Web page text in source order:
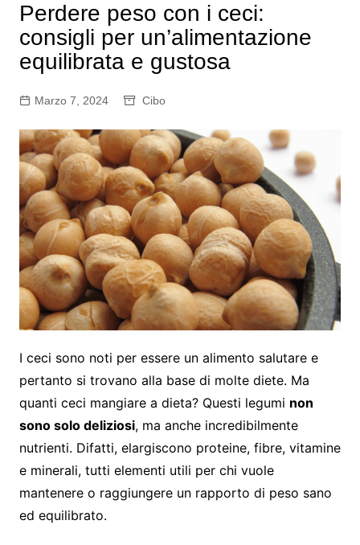
Perdere peso con i ceci:
consigli per un’alimentazione
equilibrata e gustosa
Marzo 7, 2024 Cibo
I ceci sono noti per essere un alimento salutare e
pertanto si trovano alla base di molte diete. Ma
quanti ceci mangiare a dieta? Questi legumi non
sono solo deliziosi, ma anche incredibilmente
nutrienti. Difatti, elargiscono proteine, fibre, vitamine
e minerali, tutti elementi utili per chi vuole
mantenere o raggiungere un rapporto di peso sano
ed equilibrato.